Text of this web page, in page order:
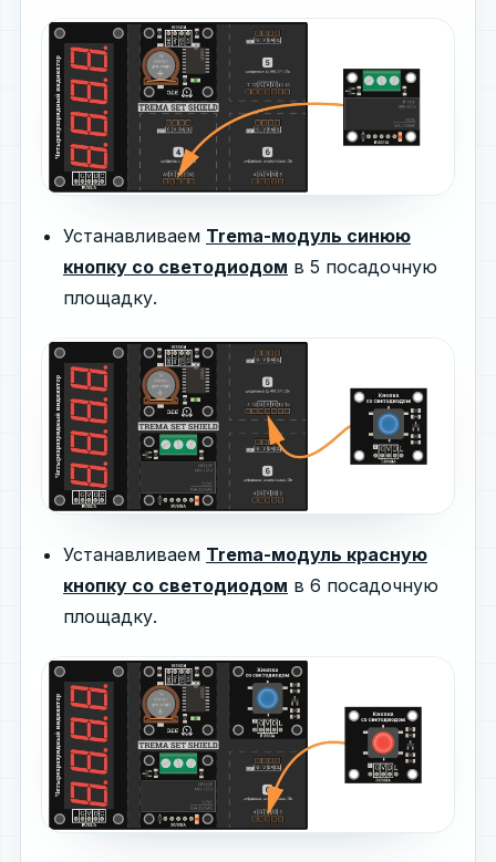
Устанавливаем Trema-модуль синюю
кнопку со светодиодом в 5 посадочную
площадку.
Устанавливаем Trema-модуль красную
кнопку со светодиодом в 6 посадочную
площадку.